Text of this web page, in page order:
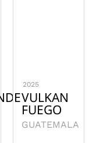
2025
VULKAN
FUEGO
GUATEMALA